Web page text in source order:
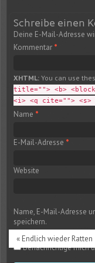
Schreibe einen
Deine E-Mail-Adresse
Kommentar *
XHTML: You can use
title=""> <b>
<i> <q cite=""> <s>
Name *
E-Mail-Adresse *
Website
Name, E-Mail-Adresse
speichern.
Benachrichtige mich
Benachrichtige mich
« Endlich wieder Ratten